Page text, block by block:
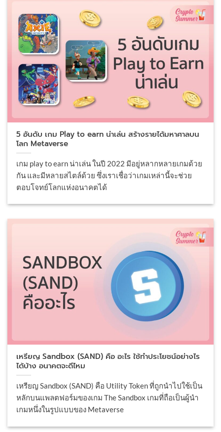
5 อันดับ เกม Play to earn น่าเล่น สร้างรายได้มหาศาลบน
โลก Metaverse
เกม play to earn น่าเล่น ในปี 2022 มีอยู่หลากหลายเกมด้วย
กัน และมีหลายสไตล์ด้วย ซึ่งเราเชื่อว่าเกมเหล่านี้จะช่วย
ตอบโจทย์โลกแห่งอนาคตได้
เหรียญ Sandbox (SAND) คือ อะไร ใช้ทำประโยชน์อย่างไร
ได้บ้าง อนาคตจะดีไหม
เหรียญ Sandbox (SAND) คือ Utility Token ที่ถูกนำไปใช้เป็น
หลักบนแพลตฟอร์มของเกม The Sandbox เกมที่ถือเป็นผู้นำ
เกมหนึ่งในรูปแบบของ Metaverse